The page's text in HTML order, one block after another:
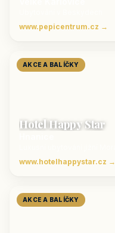
www.pepicentrum.cz →
AKCE A BALÍČKY
Hotel Happy Star
www.hotelhappystar.cz →
AKCE A BALÍČKY